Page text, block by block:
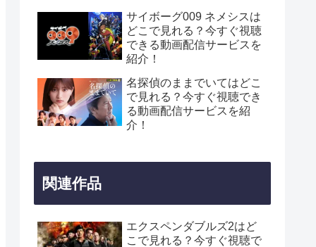
サイボーグ009 ネメシスは
どこで見れる？今すぐ視聴
できる動画配信サービスを
紹介！
名探偵のままでいてはどこ
で見れる？今すぐ視聴でき
る動画配信サービスを紹
介！
関連作品
エクスペンダブルズ2はど
こで見れる？今すぐ視聴で